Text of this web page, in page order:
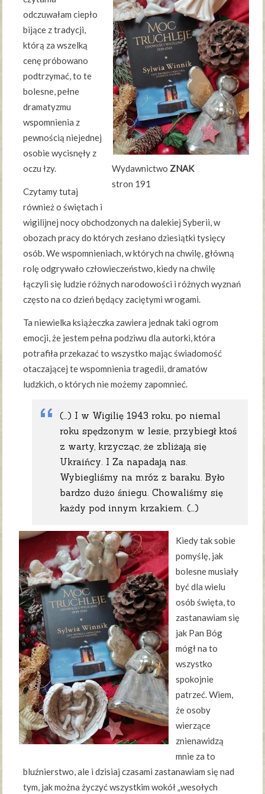
Wydawnictwo ZNAK
stron 191
odczuwałam ciepło
bijące z tradycji,
którą za wszelką
cenę próbowano
podtrzymać, to te
bolesne, pełne
dramatyzmu
wspomnienia z
pewnością niejednej
osobie wycisnęły z
oczu łzy.
Czytamy tutaj
również o świętach i
wigilijnej nocy obchodzonych na dalekiej Syberii, w
obozach pracy do których zesłano dziesiątki tysięcy
osób. We wspomnieniach, w których na chwilę, główną
rolę odgrywało człowieczeństwo, kiedy na chwilę
łączyli się ludzie różnych narodowości i różnych wyznań
często na co dzień będący zaciętymi wrogami.
Ta niewielka książeczka zawiera jednak taki ogrom
emocji, że jestem pełna podziwu dla autorki, która
potrafiła przekazać to wszystko mając świadomość
otaczającej te wspomnienia tragedii, dramatów
ludzkich, o których nie możemy zapomnieć.
(…) I w Wigilię 1943 roku, po niemal
roku spędzonym w lesie, przybiegł ktoś
z warty, krzycząc, że zbliżają się
Ukraińcy. I Za napadają nas.
Wybiegliśmy na mróz z baraku. Było
bardzo dużo śniegu. Chowaliśmy się
każdy pod innym krzakiem. (…)
Kiedy tak sobie
pomyślę, jak
bolesne musiały
być dla wielu
osób święta, to
zastanawiam się
jak Pan Bóg
mógł na to
wszystko
spokojnie
patrzeć. Wiem,
że osoby
wierzące
znienawidzą
mnie za to
bluźnierstwo, ale i dzisiaj czasami zastanawiam się nad
tym, jak można życzyć wszystkim wokół „wesołych